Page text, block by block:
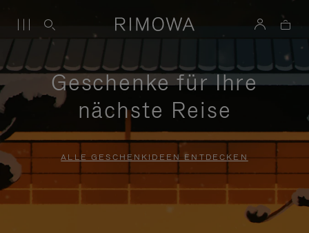
Geschenke für Ihre
nächste Reise
ALLE GESCHENKIDEEN ENTDECKEN